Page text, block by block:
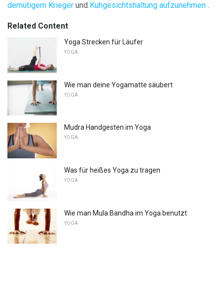
demütigem Krieger und Kuhgesichtshaltung aufzunehmen .
Related Content
Yoga Strecken für Läufer
YOGA
Wie man deine Yogamatte säubert
YOGA
Mudra Handgesten im Yoga
YOGA
Was für heißes Yoga zu tragen
YOGA
Wie man Mula Bandha im Yoga benutzt
YOGA